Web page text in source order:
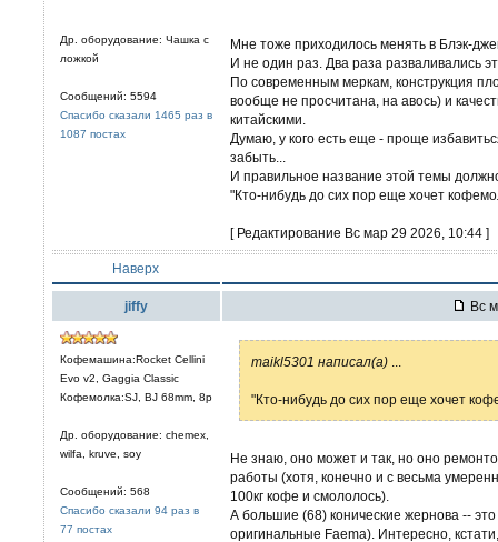
Др. оборудование: Чашка с
ложкой
Сообщений: 5594
Спасибо сказали 1465 раз в
1087 постах
Мне тоже приходилось менять в Блэк-
И не один раз. Два раза разваливались
По современным меркам, конструкция
вообще не просчитана, на авось) и
китайскими.
Думаю, у кого есть еще - проще
забыть...
И правильное название этой темы
"Кто-нибудь до сих пор еще хочет
[ Редактирование Вс мар 29 2026, 10:44 ]
Наверх
jiffy Вс
Кофемашина:Rocket Cellini
Evo v2, Gaggia Classic
Кофемолка:SJ, BJ 68mm, 8р
Др. оборудование: chemex,
wilfa, kruve, soy
Сообщений: 568
Спасибо сказали 94 раз в
77 постах
maikl5301 написал(а)
"Кто-нибудь до сих пор еще хочет
Не знаю, оно может и так, но оно
работы (хотя, конечно и с весьма
100кг кофе и смололось).
А большие (68) конические жернова --
оригинальные Faema). Интересно,